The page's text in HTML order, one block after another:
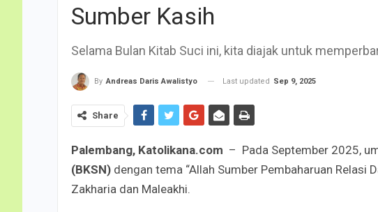
Sumber Kasih
Selama Bulan Kitab Suci ini, kita diajak untuk
By Andreas Daris Awalistyo Last updated Sep 9, 2025
Share
Palembang, Katolikana.com – Pada September 2025,
(BKSN) dengan tema “Allah Sumber Pembaharuan Relasi
Zakharia dan Maleakhi.